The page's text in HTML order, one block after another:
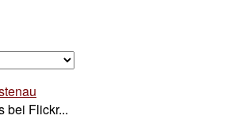
bei Flickr...